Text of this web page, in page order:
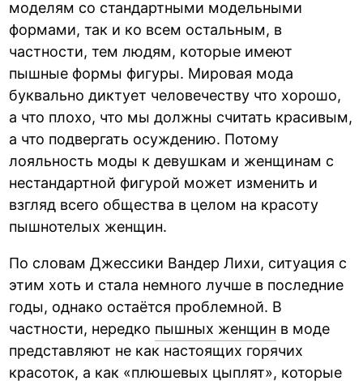
моделям со стандартными модельными
формами, так и ко всем остальным, в
частности, тем людям, которые имеют
пышные формы фигуры. Мировая мода
буквально диктует человечеству что хорошо,
а что плохо, что мы должны считать красивым,
а что подвергать осуждению. Потому
лояльность моды к девушкам и женщинам с
нестандартной фигурой может изменить и
взгляд всего общества в целом на красоту
пышнотелых женщин.
По словам Джессики Вандер Лихи, ситуация с
этим хоть и стала немного лучше в последние
годы, однако остаётся проблемной. В
частности, нередко пышных женщин в моде
представляют не как настоящих горячих
красоток, а как «плюшевых цыплят», которые